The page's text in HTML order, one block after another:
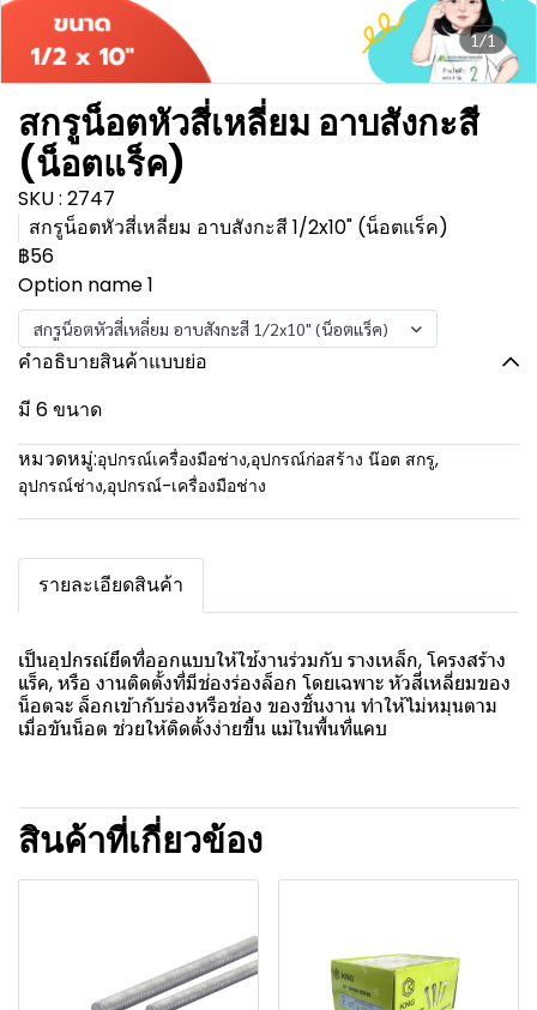
1/1
สกรูน็อตหัวสี่เหลี่ยม อาบสังกะสี
(น็อตแร็ค)
SKU : 2747
สกรูน็อตหัวสี่เหลี่ยม อาบสังกะสี 1/2x10" (น็อตแร็ค)
฿56
Option name 1
สกรูน็อตหัวสี่เหลี่ยม อาบสังกะสี 1/2x10" (น็อตแร็ค)
คำอธิบายสินค้าแบบย่อ
มี 6 ขนาด
หมวดหมู่:อุปกรณ์เครื่องมือช่าง,อุปกรณ์ก่อสร้าง น๊อต สกรู,
อุปกรณ์ช่าง,อุปกรณ์-เครื่องมือช่าง
รายละเอียดสินค้า
เป็นอุปกรณ์ยึดที่ออกแบบให้ใช้งานร่วมกับ รางเหล็ก, โครงสร้าง
แร็ค, หรือ งานติดตั้งที่มีช่องร่องล็อก โดยเฉพาะ หัวสี่เหลี่ยมของ
น็อตจะ ล็อกเข้ากับร่องหรือช่อง ของชิ้นงาน ทำให้ไม่หมุนตาม
เมื่อขันน็อต ช่วยให้ติดตั้งง่ายขึ้น แม้ในพื้นที่แคบ
สินค้าที่เกี่ยวข้อง